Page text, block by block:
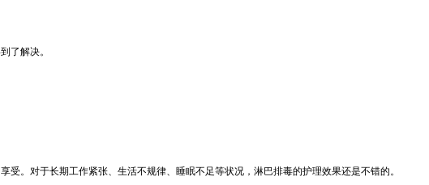
了解决。
。对于长期工作紧张、生活不规律、睡眠不足等状况，淋巴排毒的护理效果还是不错的。